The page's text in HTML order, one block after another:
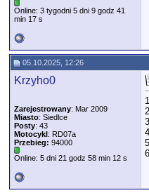
Online: 3 tygodni 5 dni 9 godz 41
min 17 s
05.10.2025, 12:26
Krzyho0
Zarejestrowany: Mar 2009
Miasto: Siedlce
Posty: 43
Motocykl: RD07a
Przebieg: 94000
Online: 5 dni 21 godz 58 min 12 s